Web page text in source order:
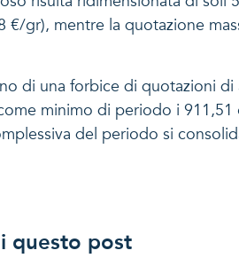
gr), mentre la quotazione
di una forbice di quotazioni
minimo di periodo i
del periodo si
questo post